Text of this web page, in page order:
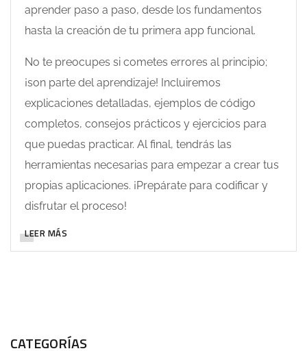
aprender paso a paso, desde los fundamentos
hasta la creación de tu primera app funcional.
No te preocupes si cometes errores al principio;
¡son parte del aprendizaje! Incluiremos
explicaciones detalladas, ejemplos de código
completos, consejos prácticos y ejercicios para
que puedas practicar. Al final, tendrás las
herramientas necesarias para empezar a crear tus
propias aplicaciones. ¡Prepárate para codificar y
disfrutar el proceso!
LEER MÁS
CATEGORÍAS